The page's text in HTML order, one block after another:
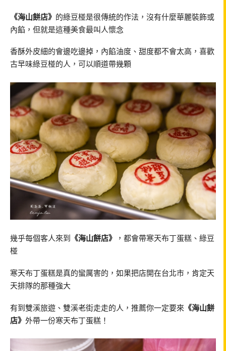
《海山餅店》 的綠豆椪是很傳統的作法，沒有什麼華麗裝飾或
內餡，但就是這種美食最叫人懷念
香酥外皮細的會邊吃邊掉，內餡油度、甜度都不會太高，喜歡
古早味綠豆椪的人，可以順道帶幾顆
幾乎每個客人來到 《海山餅店》
，都會帶寒天布丁蛋糕、綠豆
椪
寒天布丁蛋糕是真的蠻厲害的，如果把店開在台北市，肯定天
天排隊的那種強大
有到雙溪旅遊、雙溪老街走走的人，推薦你一定要來 《海山餅
店》 外帶一份寒天布丁蛋糕！